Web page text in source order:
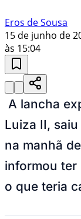
Eros de Sousa
15 de junho de
às 15:04
A lancha
Luiza II,
na manhã
informou ter
o que teria